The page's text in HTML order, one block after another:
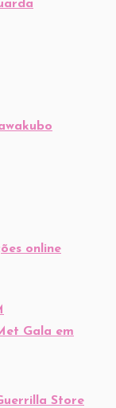
online
Gala em
Store